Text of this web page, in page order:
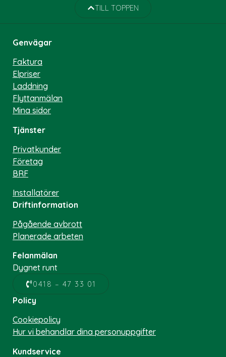
TILL TOPPEN
Genvägar
Faktura
Elpriser
Laddning
Flyttanmälan
Mina sidor
Tjänster
Privatkunder
Företag
BRF
Installatörer
Driftinformation
Pågående avbrott
Planerade arbeten
Felanmälan
Dygnet runt
0418 – 47 33 01
Policy
Cookiepolicy
Hur vi behandlar dina personuppgifter
Kundservice